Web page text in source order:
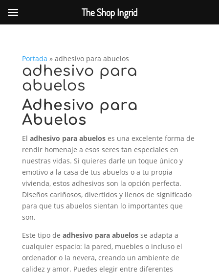
Portada » adhesivo para abuelos
adhesivo para
abuelos
Adhesivo para
Abuelos
El adhesivo para abueloses una excelente forma de
rendir homenaje a esos seres tan especiales en
nuestras vidas. Si quieres darle un toque único y
emotivo a la casa de tus abuelos o a tu propia
vivienda, estos adhesivos son la opción perfecta.
Diseños cariñosos, divertidos y llenos de significado
para que tus abuelos sientan lo importantes que
son.
Este tipo de adhesivo para abuelosse adapta a
cualquier espacio: la pared, muebles o incluso el
ordenador o la nevera, creando un ambiente de
calidez y amor. Puedes elegir entre diferentes
The Shop Ingrid